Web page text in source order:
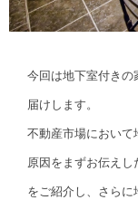
今回は地下室付きの
届けします。
不動産市場において
原因をまずお伝えし
をご紹介し、さら